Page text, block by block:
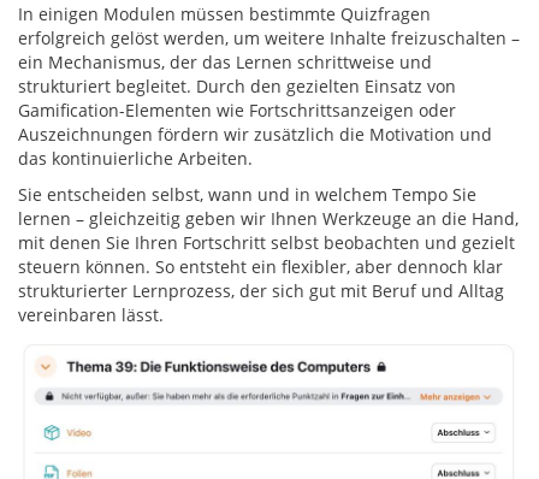
In einigen Modulen müssen bestimmte Quizfragen
erfolgreich gelöst werden, um weitere Inhalte freizuschalten –
ein Mechanismus, der das Lernen schrittweise und
strukturiert begleitet. Durch den gezielten Einsatz von
Gamification-Elementen wie Fortschrittsanzeigen oder
Auszeichnungen fördern wir zusätzlich die Motivation und
das kontinuierliche Arbeiten.
Sie entscheiden selbst, wann und in welchem Tempo Sie
lernen – gleichzeitig geben wir Ihnen Werkzeuge an die Hand,
mit denen Sie Ihren Fortschritt selbst beobachten und gezielt
steuern können. So entsteht ein flexibler, aber dennoch klar
strukturierter Lernprozess, der sich gut mit Beruf und Alltag
vereinbaren lässt.